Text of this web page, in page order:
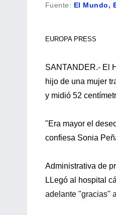
Fuente: El Mundo,
EUROPA PRESS
SANTANDER.- El
hijo de una mujer
y midió 52
"Era mayor el
confiesa Sonia
Administrativa de
LLegó al hospital
adelante "gracias"